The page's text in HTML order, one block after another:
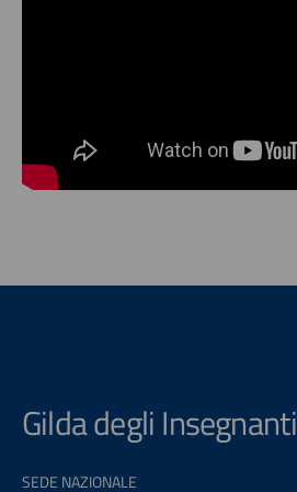
Gilda degli Insegnanti
SEDE NAZIONALE